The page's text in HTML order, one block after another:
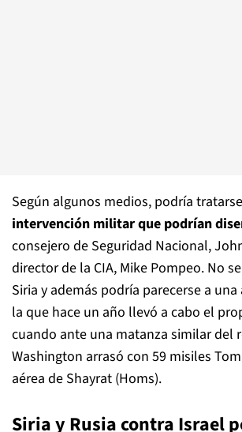
Según algunos medios, podría
intervención militar que podrían
consejero de Seguridad Nacional,
director de la CIA, Mike Pompeo. No
Siria y además podría parecerse a
la que hace un año llevó a cabo el
cuando ante una matanza similar del
Washington arrasó con 59 misiles
aérea de Shayrat (Homs).
Siria y Rusia contra Israel